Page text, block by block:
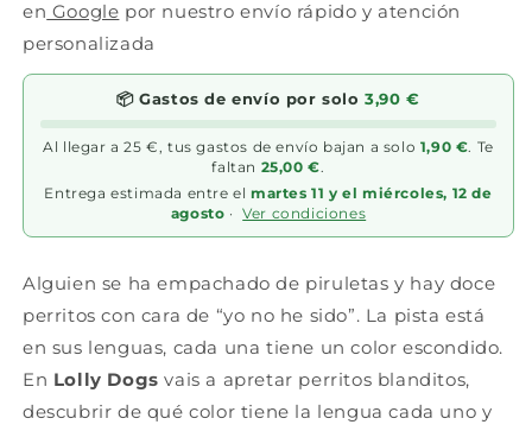
jugadores
-
4+
15
jugadores
4+
años
15
en Google por nuestro envío rápido y atención
personalizada
📦 Gastos de envío por solo3,90 €
Al llegar a 25 €, tus gastos de envío bajan a solo 1,90 €. Te
faltan 25,00 €.
Entrega estimada entre el martes 11 y el miércoles, 12 de
agosto · Ver condiciones
Alguien se ha empachado de piruletas y hay doce
perritos con cara de “yo no he sido”. La pista está
en sus lenguas, cada una tiene un color escondido.
En Lolly Dogs vais a apretar perritos blanditos,
descubrir de qué color tiene la lengua cada uno y